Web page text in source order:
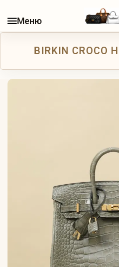
В
КАТАЛОГ
ЖЕНСКИЕ
КАРТХОЛДЕРЫ
АКСЕССУАРЫ
BIRKIN CROCO